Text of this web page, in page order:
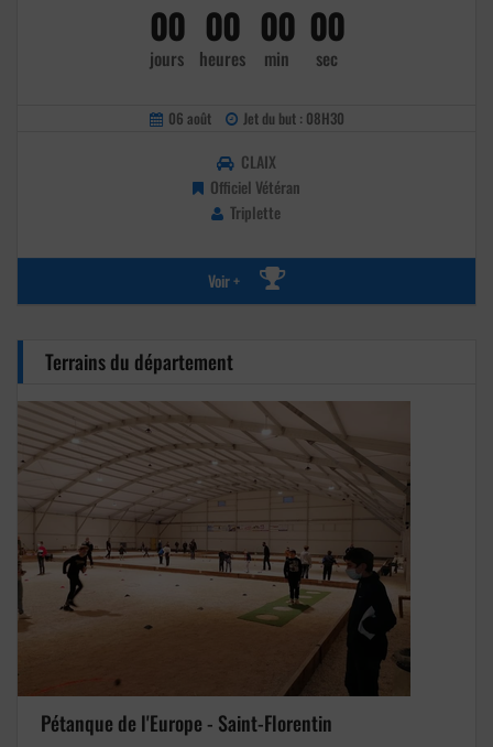
00
jours
00
heures
00
min
00
sec
06 août Jet du but : 08H30
CLAIX
Officiel Vétéran
Triplette
Voir +
Terrains du département
Pétanque de l'Europe - Saint-Florentin